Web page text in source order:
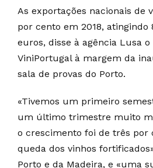
As exportações nacionais de
por cento em 2018, atingindo
euros, disse à agência Lusa
ViniPortugal à margem da
sala de provas do Porto.
«Tivemos um primeiro
um último trimestre muito
o crescimento foi de três por
queda dos vinhos
Porto e da Madeira, e «uma